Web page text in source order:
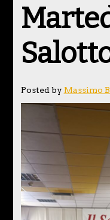
Posted by Massimo